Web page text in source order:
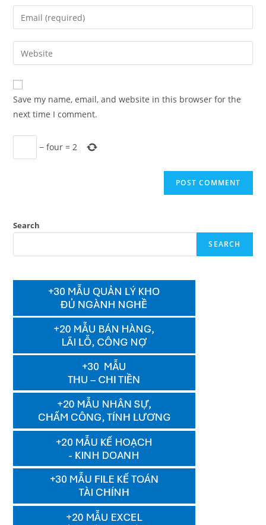
name
comment
Enter
your
email
address
comment
Enter
your
website
URL
(optional)
Save my name, email, and website in this browser for the
next time I comment.
−four =2
Search
SEARCH